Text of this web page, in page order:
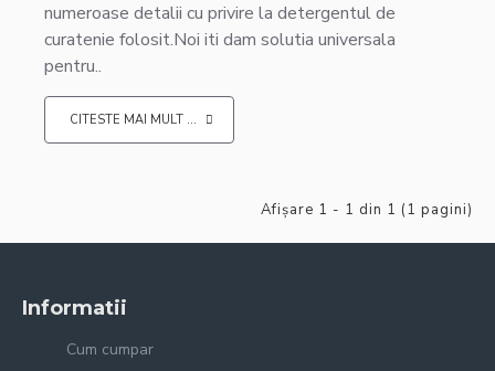
numeroase detalii cu privire la detergentul de
curatenie folosit.Noi iti dam solutia universala
pentru..
CITESTE MAI MULT ...
Afişare 1 - 1 din 1 (1 pagini)
Informatii
Cum cumpar